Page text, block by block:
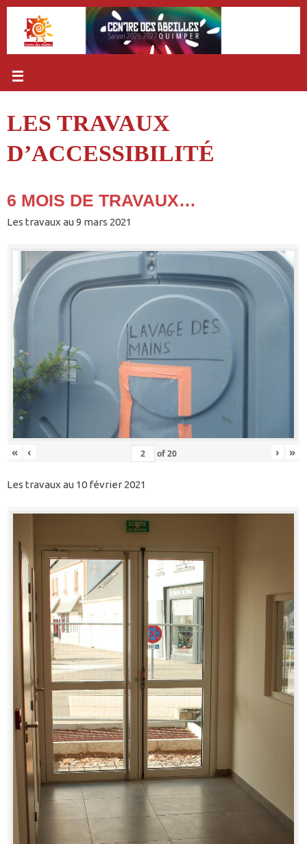
Passer
contenu
LES TRAVAUX
D’ACCESSIBILITÉ
6 MOIS DE TRAVAUX…
Les travaux au 9 mars 2021
« ‹ of20 › »
Les travaux au 10 février 2021